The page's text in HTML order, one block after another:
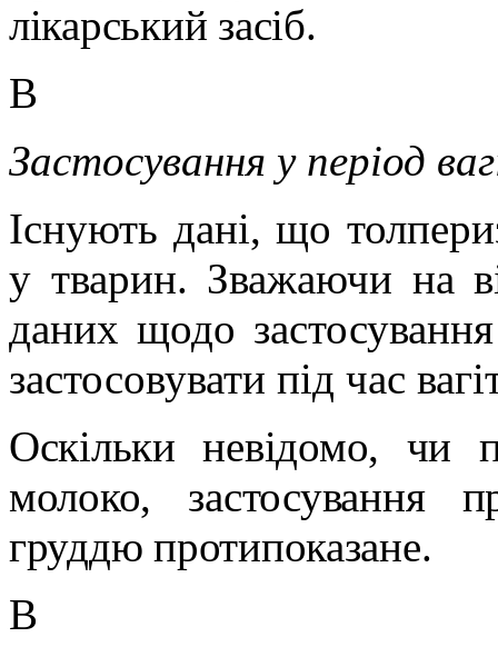
лікарський засіб.
В
Застосування у період
Існують дані, що
у тварин. Зважаючи на
даних щодо
застосовувати під час
Оскільки невідомо, чи
молоко, застосування
груддю протипоказане.
В